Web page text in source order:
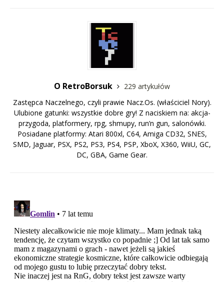
O RetroBorsuk
229 artykułów
Zastępca Naczelnego, czyli prawie Nacz.Os. (właściciel Nory).
Ulubione gatunki: wszystkie dobre gry! Z naciskiem na: akcja-
przygoda, platformery, rpg, shmupy, run’n gun, salonówki.
Posiadane platformy: Atari 800xl, C64, Amiga CD32, SNES,
SMD, Jaguar, PSX, PS2, PS3, PS4, PSP, XboX, X360, WiiU, GC,
DC, GBA, Game Gear.